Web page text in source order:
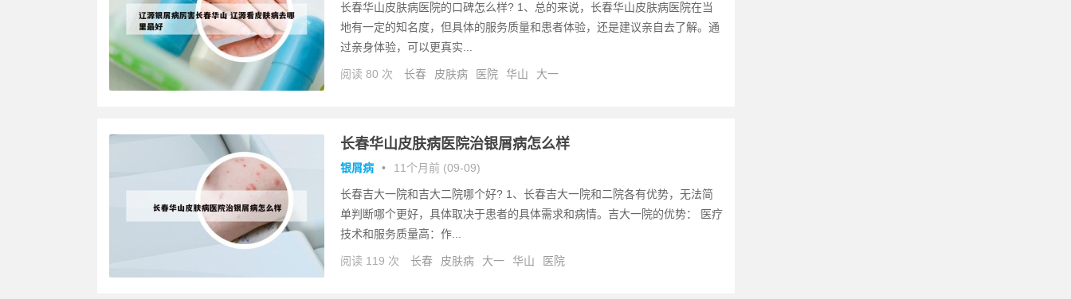
长春华山皮肤病医院的口碑怎么样? 1、总的来说，长春华山皮肤病医院在当
地有一定的知名度，但具体的服务质量和患者体验，还是建议亲自去了解。通
过亲身体验，可以更真实...
阅读 80 次 长春 皮肤病 医院 华山 大一
长春华山皮肤病医院治银屑病怎么样
银屑病 • 11个月前 (09-09)
长春吉大一院和吉大二院哪个好? 1、长春吉大一院和二院各有优势，无法简
单判断哪个更好，具体取决于患者的具体需求和病情。吉大一院的优势： 医疗
技术和服务质量高：作...
阅读 119 次 长春 皮肤病 大一 华山 医院